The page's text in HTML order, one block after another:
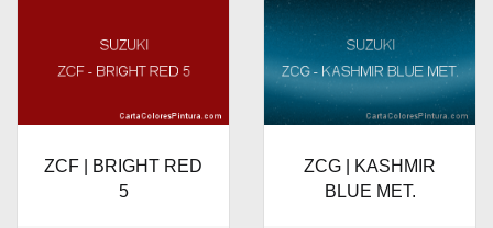
ZCF | BRIGHT RED
5
ZCG | KASHMIR
BLUE MET.